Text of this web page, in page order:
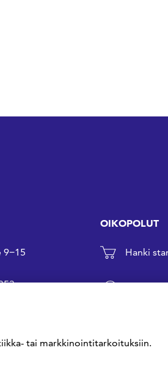
9−15
OIKOPOLUT
Hanki
tai markkinointitarkoituksiin.